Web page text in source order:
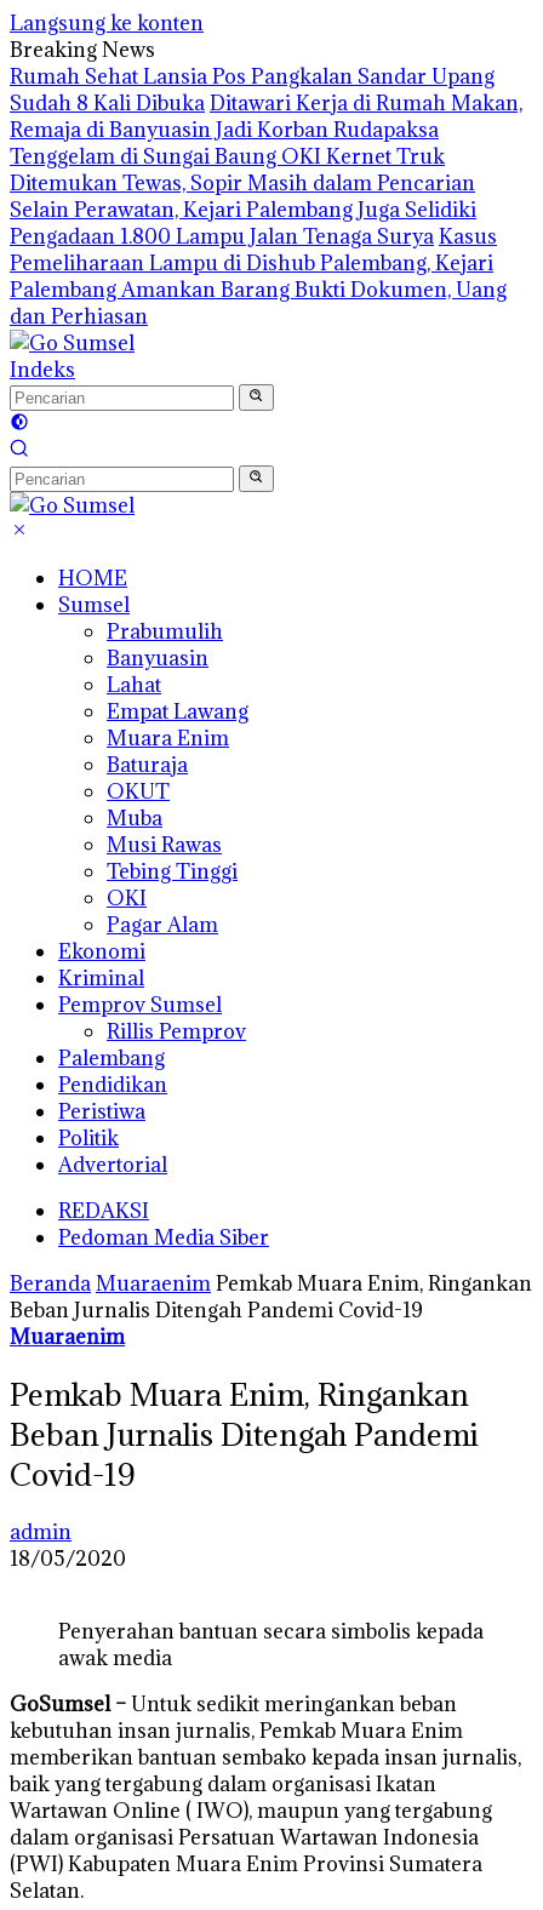
Langsung ke konten
Breaking News
Rumah Sehat Lansia Pos Pangkalan Sandar Upang
Sudah 8 Kali DibukaDitawari Kerja di Rumah Makan,
Remaja di Banyuasin Jadi Korban Rudapaksa
Tenggelam di Sungai Baung OKI Kernet Truk
Ditemukan Tewas, Sopir Masih dalam Pencarian
Selain Perawatan, Kejari Palembang Juga Selidiki
Pengadaan 1.800 Lampu Jalan Tenaga SuryaKasus
Pemeliharaan Lampu di Dishub Palembang, Kejari
Palembang Amankan Barang Bukti Dokumen, Uang
dan Perhiasan
Indeks
HOME
Sumsel
Prabumulih
Banyuasin
Lahat
Empat Lawang
Muara Enim
Baturaja
OKUT
Muba
Musi Rawas
Tebing Tinggi
OKI
Pagar Alam
Ekonomi
Kriminal
Pemprov Sumsel
Rillis Pemprov
Palembang
Pendidikan
Peristiwa
Politik
Advertorial
REDAKSI
Pedoman Media Siber
BerandaMuaraenimPemkab Muara Enim, Ringankan
Beban Jurnalis Ditengah Pandemi Covid-19
Muaraenim
Pemkab Muara Enim, Ringankan
Beban Jurnalis Ditengah Pandemi
Covid-19
admin
18/05/2020
Penyerahan bantuan secara simbolis kepada
awak media
GoSumsel –Untuk sedikit meringankan beban
kebutuhan insan jurnalis, Pemkab Muara Enim
memberikan bantuan sembako kepada insan jurnalis,
baik yang tergabung dalam organisasi Ikatan
Wartawan Online ( IWO), maupun yang tergabung
dalam organisasi Persatuan Wartawan Indonesia
(PWI) Kabupaten Muara Enim Provinsi Sumatera
Selatan.